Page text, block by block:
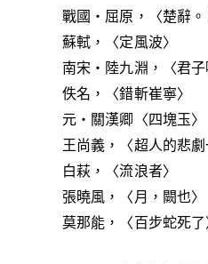
戰國‧屈原，〈楚辭。
蘇軾，〈定風波〉
南宋‧陸九淵，〈君子
佚名，〈錯斬崔寧〉
元‧關漢卿〈四塊玉〉
王尚義，〈超人的悲劇
白萩，〈流浪者〉
張曉風，〈月，闕也〉
莫那能，〈百步蛇死了